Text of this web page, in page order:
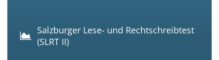
Salzburger Lese- und Rechtschreibtest
(SLRT II)